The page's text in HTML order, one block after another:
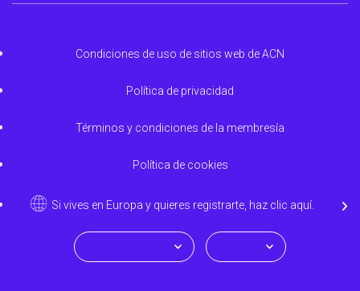
Condiciones de uso de sitios web de ACN
Política de privacidad
Términos y condiciones de la membresía
Política de cookies
Si vives en Europa y quieres registrarte, haz clic aquí.